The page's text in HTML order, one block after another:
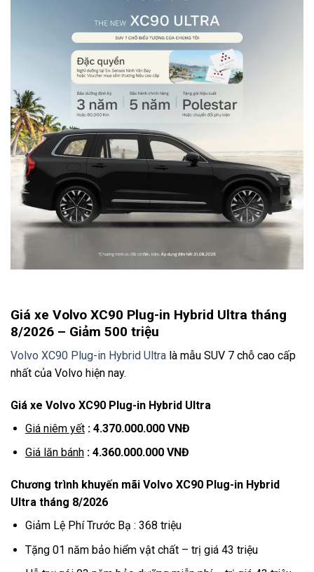
Giá xe Volvo XC90 Plug-in Hybrid Ultra tháng
8/2026 – Giảm 500 triệu
Volvo XC90 Plug-in Hybrid Ultra là mẫu SUV 7 chỗ cao cấp
nhất của Volvo hiện nay.
Giá xe Volvo XC90 Plug-in Hybrid Ultra
Giá niêm yết: 4.370.000.000 VNĐ
Giá lăn bánh: 4.360.000.000 VNĐ
Chương trình khuyến mãi Volvo XC90 Plug-in Hybrid
Ultra tháng 8/2026
Giảm Lệ Phí Trước Bạ : 368 triệu
Tặng 01 năm bảo hiểm vật chất – trị giá 43 triệu